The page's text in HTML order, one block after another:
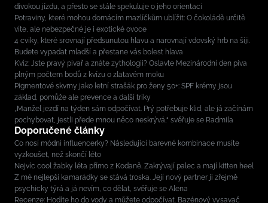
divokou jízdu, a přesto se stále spekuluje o jeho orientaci
Potraviny, které mohou domácím mazlíčkům ublížit: O čokoládě určitě
víte, ale nebezpečné je i exotické ovoce
4 cviky, které srovnají předsunutou hlavu a narovnají vdovský hrb na šíji.
Budete vypadat mladší a přestane vás bolest hlava
Kvíz: Jste pravý pivař a znáte zythologii? Oslavte Mezinárodní den piva
plným počtem bodů z kvízu o zlatavém moku
Pigmentové skvrny jako letní strašák pro ženy 50+: SPF krémy jsou
základ, pomůže ale prevence a další triky
„Manžel jezdí na týden sám odpočívat. Prý potřebuje klid, ale já začínám
pochybovat, jestli přede mnou něco neskrývá,“ svěřuje se Radmila
Doporučené články
Co nosí módní influencerky? Následující barevné kombinace musíte
vyzkoušet, než skončí léto
Nejvíc cool žabky léta přímo z Kodaně. Zakrývají palec a mají kitten heel
Z mé nejlepší kamarádky se stává troska. Její nový partner ji zřejmě
psychicky týrá a já nevím, co dělat, svěřuje se Alena
Recenze: Hodíte ho do vody a můžete odpočívat. Bazénový vysavač